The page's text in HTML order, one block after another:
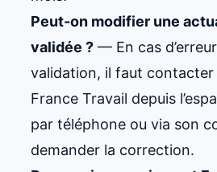
Peut-on modifier une
validée ? — En cas
validation, il faut contacter
France Travail depuis
par téléphone ou via son
demander la correction.